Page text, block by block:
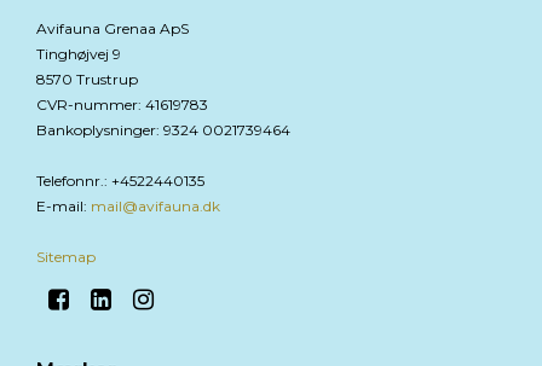
Avifauna Grenaa ApS
Tinghøjvej 9
8570 Trustrup
CVR-nummer: 41619783
Bankoplysninger: 9324 0021739464
Telefonnr. : +4522440135
E-mail: mail@avifauna.dk
Sitemap